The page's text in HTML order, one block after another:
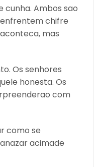
Ambos sao
chifre
mas
Os senhores
honesta. Os
com
como se
acimade